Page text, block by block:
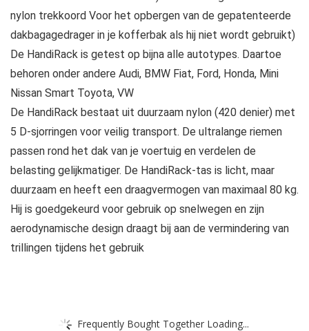
nylon trekkoord Voor het opbergen van de gepatenteerde
dakbagagedrager in je kofferbak als hij niet wordt gebruikt)
De HandiRack is getest op bijna alle autotypes. Daartoe
behoren onder andere Audi, BMW Fiat, Ford, Honda, Mini
Nissan Smart Toyota, VW
De HandiRack bestaat uit duurzaam nylon (420 denier) met
5 D-sjorringen voor veilig transport. De ultralange riemen
passen rond het dak van je voertuig en verdelen de
belasting gelijkmatiger. De HandiRack-tas is licht, maar
duurzaam en heeft een draagvermogen van maximaal 80 kg.
Hij is goedgekeurd voor gebruik op snelwegen en zijn
aerodynamische design draagt bij aan de vermindering van
trillingen tijdens het gebruik
Frequently Bought Together Loading...